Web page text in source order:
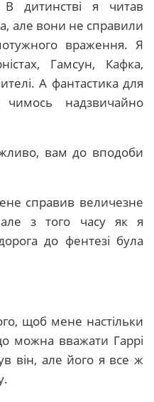
дитинстві я читав
але вони не справили
враження. Я
Гамсун, Кафка,
А фантастика для
надзвичайно
вам до вподоби
справив величезне
з того часу як я
до фентезі була
щоб мене настільки
можна вважати Гаррі
він, але його я все ж